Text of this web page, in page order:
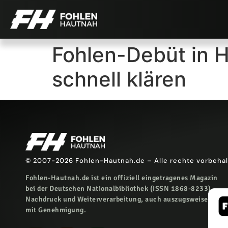
Fohlen-Debüt in
schnell klären
© 2007-2026 Fohlen-Hautnah.de – Alle rechte
Fohlen-Hautnah.de ist ein offiziell eingetragenes Magazin
bei der Deutschen Nationalbibliothek (ISSN 1868-8233).
Nachdruck und Weiterverarbeitung, auch auszugsweise, nur
mit Genehmigung.